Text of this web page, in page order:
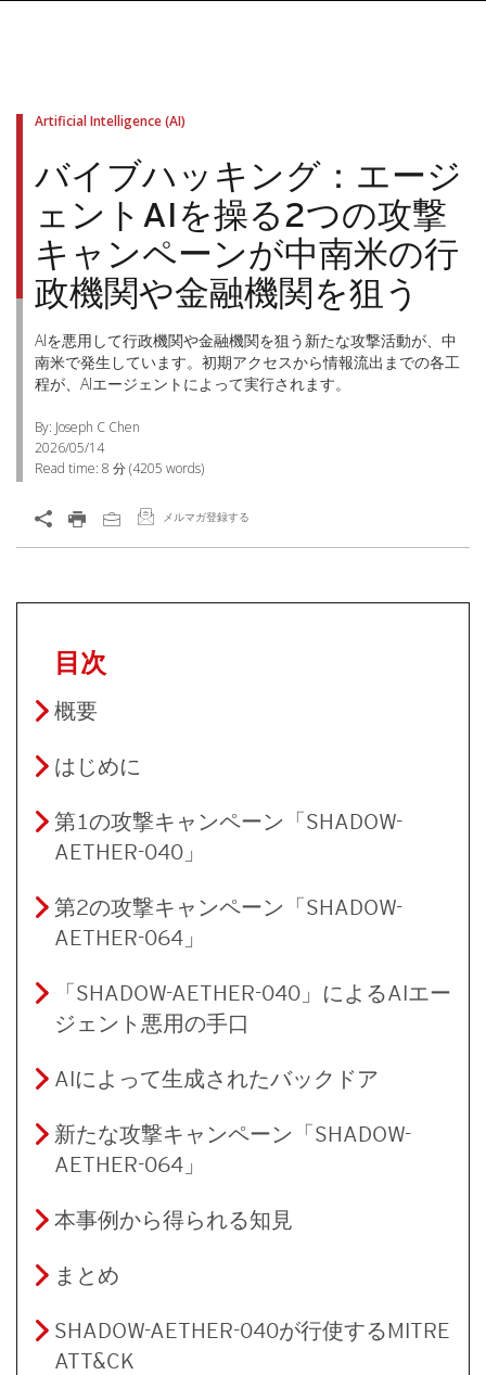
Artificial Intelligence (AI)
バイブハッキング：エージ
ェントAIを操る2つの攻撃
キャンペーンが中南米の行
政機関や金融機関を狙う
AIを悪用して行政機関や金融機関を狙う新たな攻撃活動が、中
南米で発生しています。初期アクセスから情報流出までの各工
程が、AIエージェントによって実行されます。
By: Joseph C Chen
2026/05/14
Read time: 8 分(4205 words)
メルマガ登録する
目次
概要
はじめに
第1の攻撃キャンペーン「SHADOW-
AETHER-040」
第2の攻撃キャンペーン「SHADOW-
AETHER-064」
「SHADOW-AETHER-040」によるAIエー
ジェント悪用の手口
AIによって生成されたバックドア
新たな攻撃キャンペーン「SHADOW-
AETHER-064」
本事例から得られる知見
まとめ
SHADOW-AETHER-040が行使するMITRE
ATT&CK